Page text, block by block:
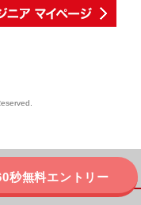
秒無料エントリー